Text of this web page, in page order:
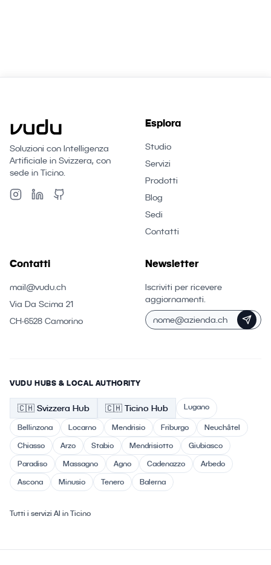
Soluzioni con Intelligenza
Artificiale in Svizzera, con
sede in Ticino.
Esplora
Studio
Servizi
Prodotti
Blog
Sedi
Contatti
Contatti
mail@vudu.ch
Via Da Scima 21
CH-6528 Camorino
Newsletter
Iscriviti per ricevere
aggiornamenti.
VUDU HUBS & LOCAL AUTHORITY
🇨🇭 Svizzera Hub 🇨🇭 Ticino Hub Lugano
Bellinzona Locarno Mendrisio Friburgo
Neuchâtel
Chiasso
Arzo Stabio Mendrisiotto
Giubiasco
Paradiso
Massagno Agno Cadenazzo
Arbedo
Ascona
Minusio Tenero Balerna
Tutti i servizi AI in Ticino